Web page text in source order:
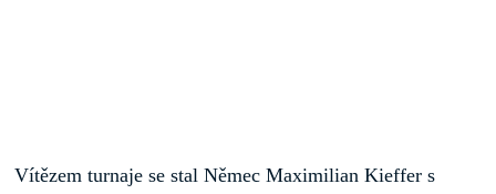
Vítězem turnaje se stal Němec Maximilian Kieffer s